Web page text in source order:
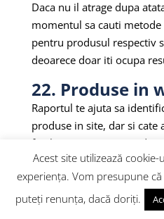
Daca nu il atrage dupa
momentul sa cauti
pentru produsul respectiv
deoarece doar iti ocupa
22. Produse in
Raportul te ajuta sa
produse in site, dar si cate
finalizeaza cu o comanda.
Uneori clientul nu are
cumpara imediat produsul
o metoda de a-si
Acest site utilizează
experiența. Vom presupune
puteți renunța, dacă doriți.